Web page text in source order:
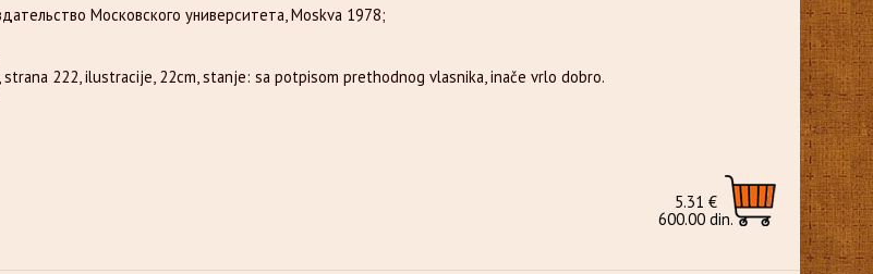
Московского университета, Moskva 1978;
222, ilustracije, 22cm, stanje: sa potpisom prethodnog vlasnika, inače vrlo dobro.
5.31 €
600.00 din.